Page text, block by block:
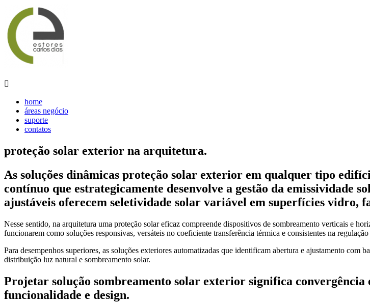

home
áreas negócio
suporte
contatos
proteção solar exterior na arquitetura.
As soluções dinâmicas proteção solar exterior em qualquer tipo
contínuo que estrategicamente desenvolve a gestão da emissividade
ajustáveis oferecem seletividade solar variável em superfícies vidro,
Nesse sentido, na arquitetura uma proteção solar eficaz compreende dispositivos de sombreamento verticais e
funcionarem como soluções responsivas, versáteis no coeficiente transferência térmica e consistentes na
Para desempenhos superiores, as soluções exteriores automatizadas que identificam abertura e ajustamento
distribuição luz natural e sombreamento solar.
Projetar solução sombreamento solar exterior significa convergência
funcionalidade e design.